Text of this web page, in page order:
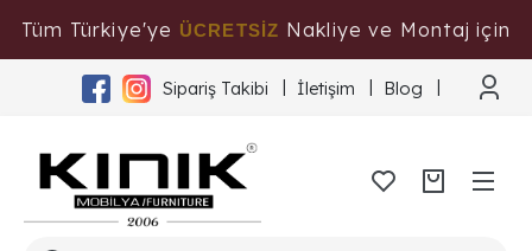
Tüm Türkiye'ye ÜCRETSİZ Nakliye ve Montaj için
Tıklayınız
Sipariş Takibi İletişim Blog